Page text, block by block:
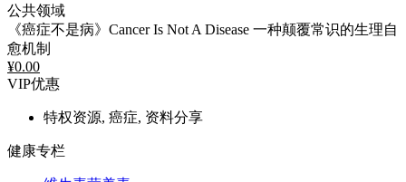
公共领域
《癌症不是病》Cancer Is Not A Disease 一种颠覆常识的生理自
愈机制
¥0.00
VIP优惠
特权资源, 癌症, 资料分享
健康专栏